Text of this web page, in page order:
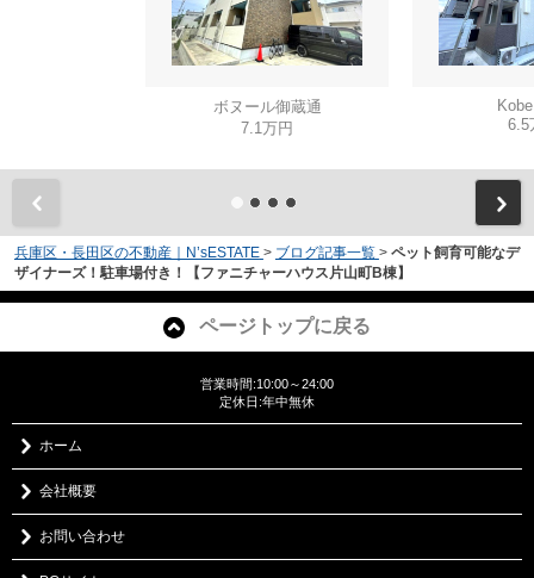
ボヌール御蔵通
7.1万円
6.5
兵庫区・長田区の不動産｜N’sESTATE > ブログ記事一覧 > ペット飼育可能なデ
ザイナーズ！駐車場付き！【ファニチャーハウス片山町B棟】
ページトップに戻る
営業時間:10:00～24:00
定休日:年中無休
ホーム
会社概要
お問い合わせ